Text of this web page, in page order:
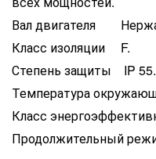
Вал двигателя
Класс изоляции F.
Степень защиты IP 55.
Температура
Класс
Продолжительный